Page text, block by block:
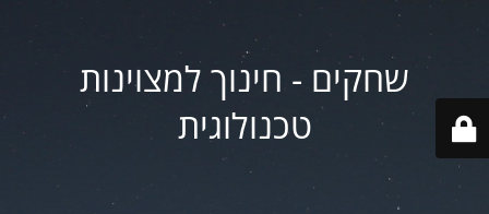
שחקים - חינוך למצוינות
טכנולוגית